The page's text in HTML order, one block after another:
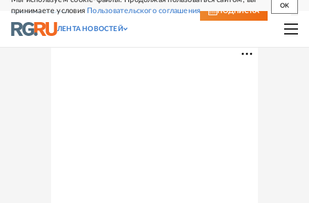
принимаете условия Пользовательского соглашения
OK
СВЕЖИЙ НОМЕР ПОДПИСКА
ЛЕНТА НОВОСТЕЙ